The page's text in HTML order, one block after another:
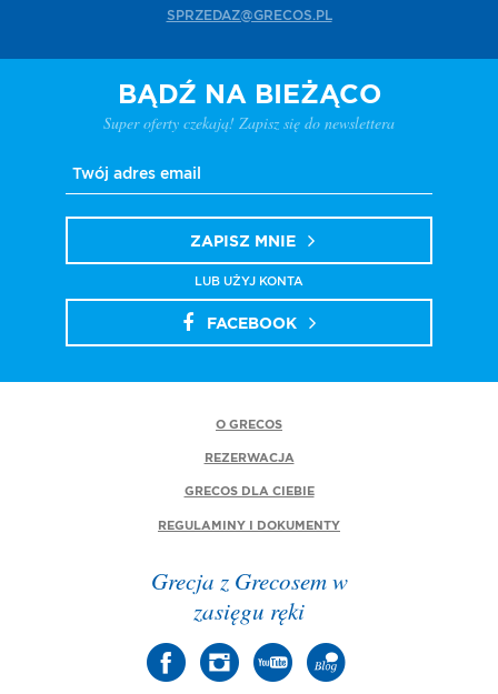
SPRZEDAZ@GRECOS.PL
BĄDŹ NA BIEŻĄCO
Super oferty czekają! Zapisz się do newslettera
ZAPISZ MNIE
LUB UŻYJ KONTA
FACEBOOK
O GRECOS
REZERWACJA
GRECOS DLA CIEBIE
REGULAMINY I DOKUMENTY
Grecja z Grecosem w
zasięgu ręki